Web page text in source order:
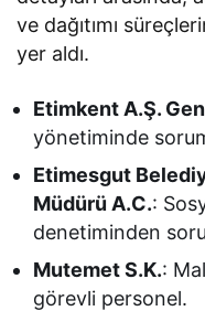
ve dağıtımı
yer aldı.
Etimkent A.Ş.
yönetiminde
Etimesgut
Müdürü A.C.:
denetiminden
Mutemet S.K.:
görevli personel.